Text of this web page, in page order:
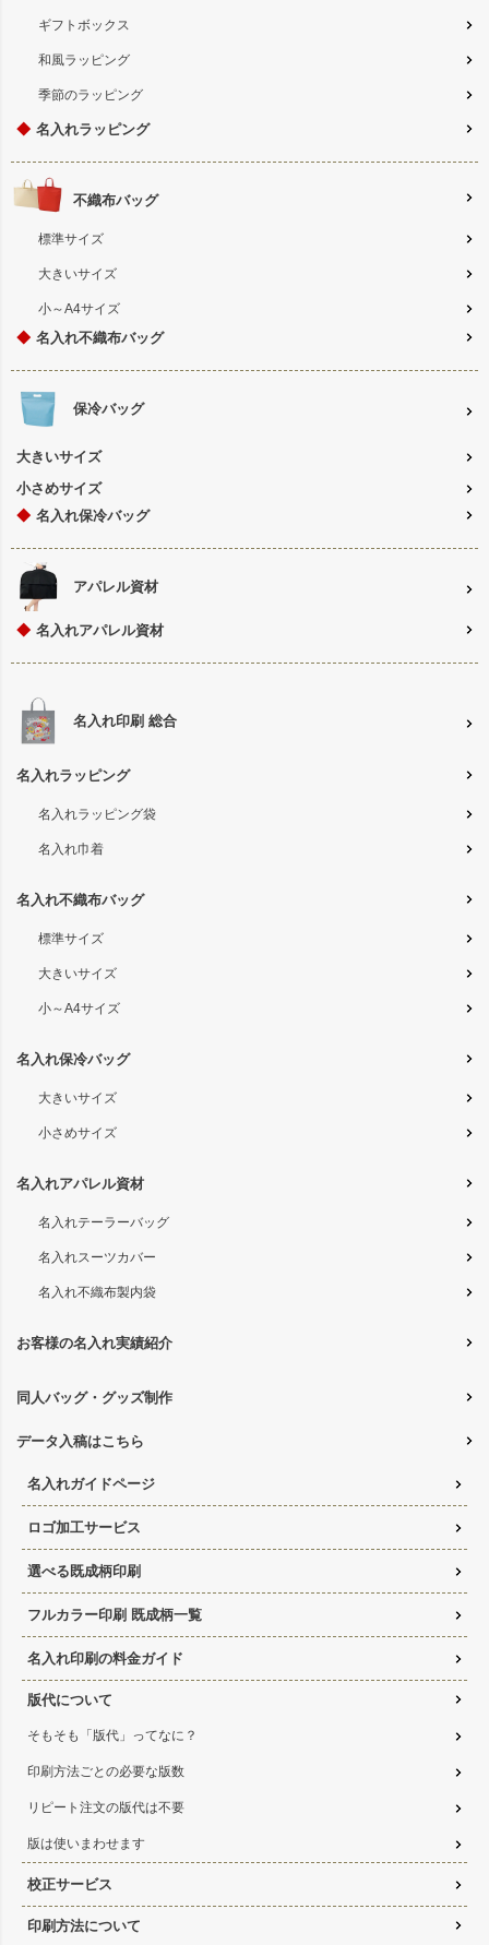
ギフトボックス
和風ラッピング
季節のラッピング
◆ 名入れラッピング
不織布バッグ
標準サイズ
大きいサイズ
小～A4サイズ
◆ 名入れ不織布バッグ
保冷バッグ
大きいサイズ
小さめサイズ
◆ 名入れ保冷バッグ
アパレル資材
◆ 名入れアパレル資材
名入れ印刷 総合
名入れラッピング
名入れラッピング袋
名入れ巾着
名入れ不織布バッグ
標準サイズ
大きいサイズ
小～A4サイズ
名入れ保冷バッグ
大きいサイズ
小さめサイズ
名入れアパレル資材
名入れテーラーバッグ
名入れスーツカバー
名入れ不織布製内袋
お客様の名入れ実績紹介
同人バッグ・グッズ制作
データ入稿はこちら
名入れガイドページ
ロゴ加工サービス
選べる既成柄印刷
フルカラー印刷 既成柄一覧
名入れ印刷の料金ガイド
版代について
そもそも「版代」ってなに？
印刷方法ごとの必要な版数
リピート注文の版代は不要
版は使いまわせます
校正サービス
印刷方法について